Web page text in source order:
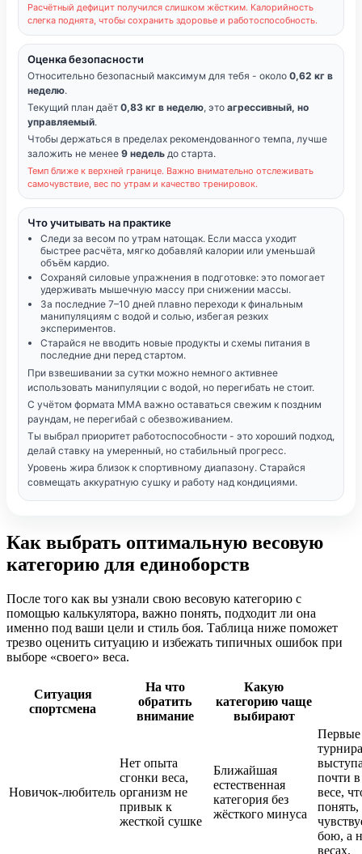
Расчётный дефицит получился слишком жёстким. Калорийность
слегка поднята, чтобы сохранить здоровье и работоспособность.
Оценка безопасности
Относительно безопасный максимум для тебя - около 0,62 кг в
неделю.
Текущий план даёт 0,83 кг в неделю, это агрессивный, но
управляемый.
Чтобы держаться в пределах рекомендованного темпа, лучше
заложить не менее 9 недель до старта.
Темп ближе к верхней границе. Важно внимательно отслеживать
самочувствие, вес по утрам и качество тренировок.
Что учитывать на практике
Следи за весом по утрам натощак. Если масса уходит
быстрее расчёта, мягко добавляй калории или уменьшай
объём кардио.
Сохраняй силовые упражнения в подготовке: это помогает
удерживать мышечную массу при снижении массы.
За последние 7–10 дней плавно переходи к финальным
манипуляциям с водой и солью, избегая резких
экспериментов.
Старайся не вводить новые продукты и схемы питания в
последние дни перед стартом.
При взвешивании за сутки можно немного активнее
использовать манипуляции с водой, но перегибать не стоит.
С учётом формата ММА важно оставаться свежим к поздним
раундам, не перегибай с обезвоживанием.
Ты выбрал приоритет работоспособности - это хороший подход,
делай ставку на умеренный, но стабильный прогресс.
Уровень жира близок к спортивному диапазону. Старайся
совмещать аккуратную сушку и работу над кондициями.
Как выбрать оптимальную весовую
категорию для единоборств
После того как вы узнали свою весовую категорию с
помощью калькулятора, важно понять, подходит ли она
именно под ваши цели и стиль боя. Таблица ниже поможет
трезво оценить ситуацию и избежать типичных ошибок при
выборе «своего» веса.
Ситуация
спортсмена
На что
обратить
внимание
Какую
категорию чаще
выбирают
Новичок-любитель
Нет опыта
сгонки веса,
организм не
привык к
жесткой сушке
Ближайшая
естественная
категория без
жёсткого минуса
Первые
турнира
почти
весе,
бою, а
весах.